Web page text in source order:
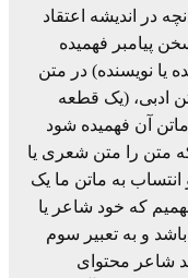
در اندیشه اعتقاد
پیامبر فهمیده
یا نویسنده) در متن
ادبی، (یک قطعه
آن فهمیده شود
متن را متن شعری یا
به ماتن ما یک
که خود شاعر یا
و به تعبیر سوم
شاعر محتوای